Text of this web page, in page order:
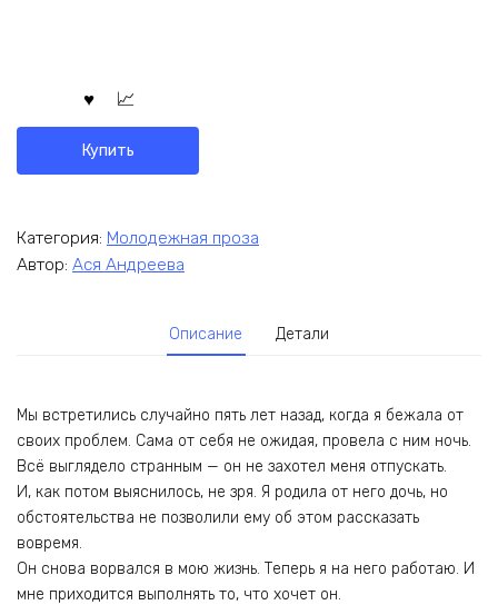
Купить
Категория: Молодежная проза
Автор: Ася Андреева
Описание Детали
Мы встретились случайно пять лет назад, когда я бежала от
своих проблем. Сама от себя не ожидая, провела с ним ночь.
Всё выглядело странным — он не захотел меня отпускать.
И, как потом выяснилось, не зря. Я родила от него дочь, но
обстоятельства не позволили ему об этом рассказать
вовремя.
Он снова ворвался в мою жизнь. Теперь я на него работаю. И
мне приходится выполнять то, что хочет он.